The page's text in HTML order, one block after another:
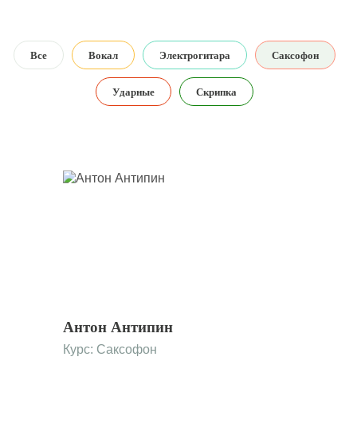
Все Вокал Электрогитара Саксофон
Ударные Скрипка
Антон Антипин
Курс: Саксофон